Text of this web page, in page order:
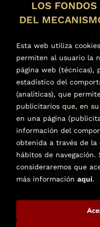
LOS
DEL
Librería de Libros
Esta web utiliza
permiten al usuario la
página web (técnicas),
estadístico del
(analíticas), que
publicitarios que, en
en una página
información del
obtenida a través de la
hábitos de navegación.
consideraremos que
más información aquí.